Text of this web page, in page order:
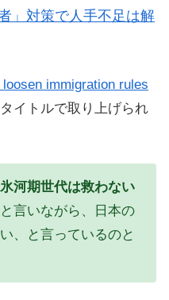
」対策で人手不足は解
immigration rules
イトルで取り上げられ
氷河期世代は救わない
言いながら、日本の
、と言っているのと